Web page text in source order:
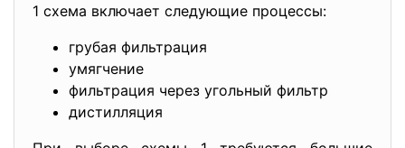
1 схема включает следующие процессы:
грубая фильтрация
умягчение
фильтрация через угольный фильтр
дистилляция